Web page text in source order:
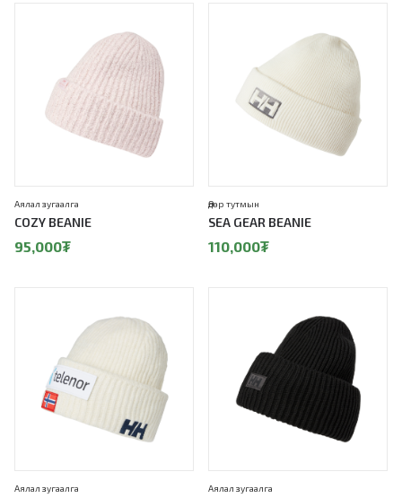
COZY BEANIE
Аялал зугаалга
95,000₮
SEA GEAR BEANIE
Өдөр тутмын
110,000₮
Аялал зугаалга Аялал зугаалга